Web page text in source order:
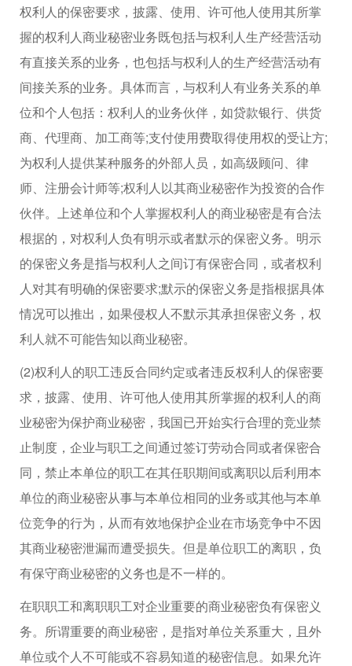
权利人的保密要求，披露、使用、许可他人使用其所掌
握的权利人商业秘密业务既包括与权利人生产经营活动
有直接关系的业务，也包括与权利人的生产经营活动有
间接关系的业务。具体而言，与权利人有业务关系的单
位和个人包括：权利人的业务伙伴，如贷款银行、供货
商、代理商、加工商等;支付使用费取得使用权的受让方;
为权利人提供某种服务的外部人员，如高级顾问、律
师、注册会计师等;权利人以其商业秘密作为投资的合作
伙伴。上述单位和个人掌握权利人的商业秘密是有合法
根据的，对权利人负有明示或者默示的保密义务。明示
的保密义务是指与权利人之间订有保密合同，或者权利
人对其有明确的保密要求;默示的保密义务是指根据具体
情况可以推出，如果侵权人不默示其承担保密义务，权
利人就不可能告知以商业秘密。
(2)权利人的职工违反合同约定或者违反权利人的保密要
求，披露、使用、许可他人使用其所掌握的权利人的商
业秘密为保护商业秘密，我国已开始实行合理的竞业禁
止制度，企业与职工之间通过签订劳动合同或者保密合
同，禁止本单位的职工在其任职期间或离职以后利用本
单位的商业秘密从事与本单位相同的业务或其他与本单
位竞争的行为，从而有效地保护企业在市场竞争中不因
其商业秘密泄漏而遭受损失。但是单位职工的离职，负
有保守商业秘密的义务也是不一样的。
在职职工和离职职工对企业重要的商业秘密负有保密义
务。所谓重要的商业秘密，是指对单位关系重大，且外
单位或个人不可能或不容易知道的秘密信息。如果允许